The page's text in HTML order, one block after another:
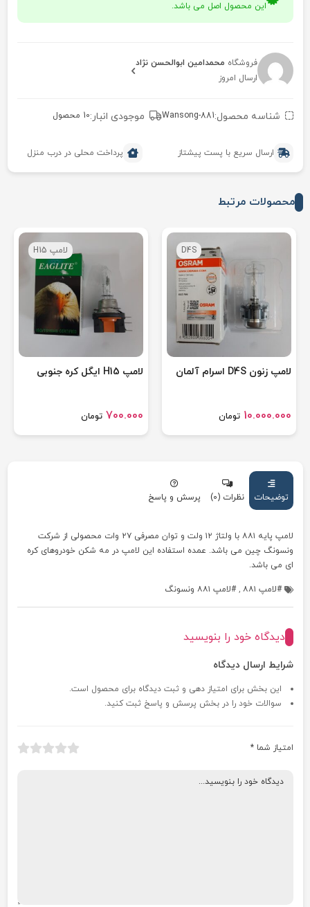
این محصول اصل می باشد.
فروشگاه محمدامین ابوالحسن نژاد
ارسال امروز
شناسه محصول:Wansong-881 موجودی انبار:10 محصول
ارسال سریع با پست پیشتاز پرداخت محلی در درب منزل
محصولات مرتبط
D4S
لامپ زنون D4S اسرام آلمان
تومان10.000.000
لامپ H15
لامپ H15 ایگل کره جنوبی
تومان700.000
توضیحات نظرات (0) پرسش و پاسخ
لامپ پایه ۸۸۱ با ولتاژ ۱۲ ولت و توان مصرفی ۲۷ وات محصولی از شرکت
ونسونگ چین می باشد. عمده استفاده این لامپ در مه شکن خودروهای کره
ای می باشد.
لامپ ۸۸۱ , لامپ ۸۸۱ ونسونگ
دیدگاه خود را بنویسید
شرایط ارسال دیدگاه
این بخش برای امتیاز دهی و ثبت دیدگاه برای محصول است.
سوالات خود را در بخش پرسش و پاسخ ثبت کنید.
امتیاز شما*